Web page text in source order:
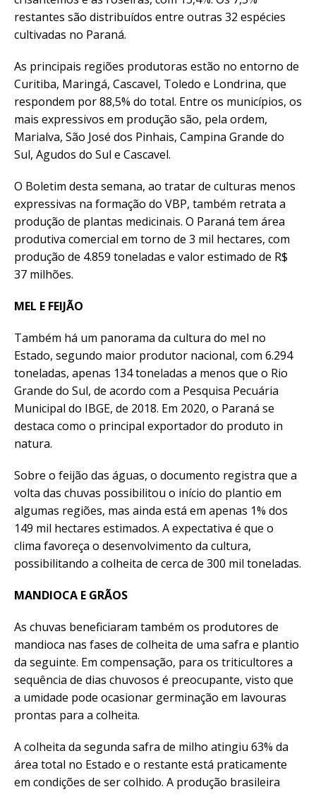
restantes são distribuídos entre outras 32 espécies
cultivadas no Paraná.
As principais regiões produtoras estão no entorno de
Curitiba, Maringá, Cascavel, Toledo e Londrina, que
respondem por 88,5% do total. Entre os municípios, os
mais expressivos em produção são, pela ordem,
Marialva, São José dos Pinhais, Campina Grande do
Sul, Agudos do Sul e Cascavel.
O Boletim desta semana, ao tratar de culturas menos
expressivas na formação do VBP, também retrata a
produção de plantas medicinais. O Paraná tem área
produtiva comercial em torno de 3 mil hectares, com
produção de 4.859 toneladas e valor estimado de R$
37 milhões.
MEL E FEIJÃO
Também há um panorama da cultura do mel no
Estado, segundo maior produtor nacional, com 6.294
toneladas, apenas 134 toneladas a menos que o Rio
Grande do Sul, de acordo com a Pesquisa Pecuária
Municipal do IBGE, de 2018. Em 2020, o Paraná se
destaca como o principal exportador do produto in
natura.
Sobre o feijão das águas, o documento registra que a
volta das chuvas possibilitou o início do plantio em
algumas regiões, mas ainda está em apenas 1% dos
149 mil hectares estimados. A expectativa é que o
clima favoreça o desenvolvimento da cultura,
possibilitando a colheita de cerca de 300 mil toneladas.
MANDIOCA E GRÃOS
As chuvas beneficiaram também os produtores de
mandioca nas fases de colheita de uma safra e plantio
da seguinte. Em compensação, para os triticultores a
sequência de dias chuvosos é preocupante, visto que
a umidade pode ocasionar germinação em lavouras
prontas para a colheita.
A colheita da segunda safra de milho atingiu 63% da
área total no Estado e o restante está praticamente
em condições de ser colhido. A produção brasileira